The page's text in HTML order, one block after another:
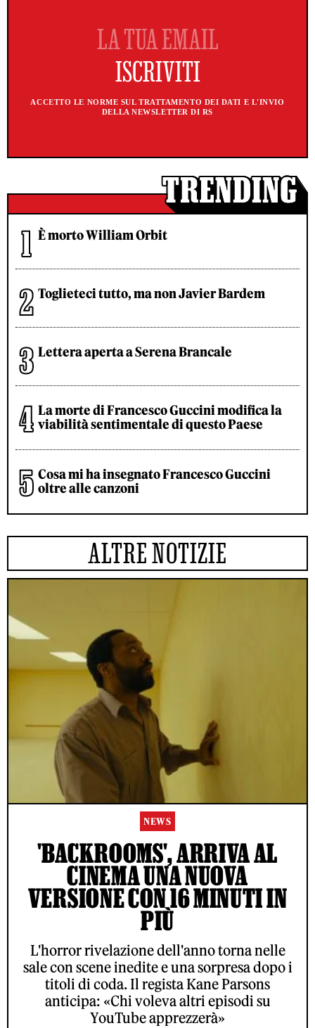
ACCETTO LE NORME SUL TRATTAMENTO DEI DATI E L'INVIO
DELLA NEWSLETTER DI RS
È morto William Orbit
Toglieteci tutto, ma non Javier Bardem
Lettera aperta a Serena Brancale
La morte di Francesco Guccini modifica la
viabilità sentimentale di questo Paese
Cosa mi ha insegnato Francesco Guccini
oltre alle canzoni
ALTRE NOTIZIE
NEWS
'BACKROOMS', ARRIVA AL
CINEMA UNA NUOVA
VERSIONE CON 16 MINUTI IN
PIÙ
L'horror rivelazione dell'anno torna nelle
sale con scene inedite e una sorpresa dopo i
titoli di coda. Il regista Kane Parsons
anticipa: «Chi voleva altri episodi su
YouTube apprezzerà»